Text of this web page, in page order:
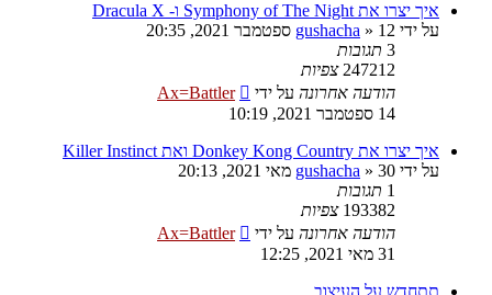
איך יצרו את Symphony of The Night ו- Dracula X
על ידי
gushacha » 12 ספטמבר 2021, 20:35
3 תגובות
247212 צפיות
הודעה אחרונה על ידי
Ax=Battler
14 ספטמבר 2021, 10:19
איך יצרו את Donkey Kong Country ואת Killer Instinct
על ידי
gushacha » 30 מאי 2021, 20:13
1 תגובות
193382 צפיות
הודעה אחרונה על ידי
Ax=Battler
31 מאי 2021, 12:25